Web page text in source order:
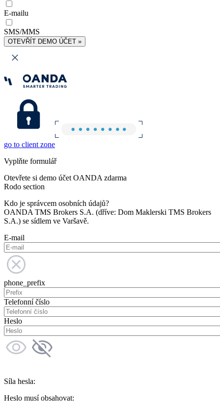
E-mailu
SMS/MMS
OTEVŘÍT DEMO ÚČET »
go to client zone
Vyplňte formulář
Otevřete si demo účet OANDA zdarma
Rodo section
Kdo je správcem osobních údajů?
OANDA TMS Brokers S.A. (dříve: Dom Maklerski TMS Brokers
S.A.) se sídlem ve Varšavě.
E-mail
phone_prefix
Telefonní číslo
Heslo
Síla hesla:
Heslo musí obsahovat: